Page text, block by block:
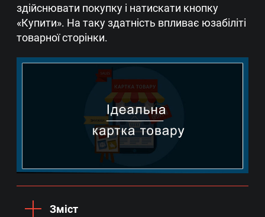
здійснювати покупку і натискати кнопку
«Купити». На таку здатність впливає юзабіліті
товарної сторінки.
Зміст